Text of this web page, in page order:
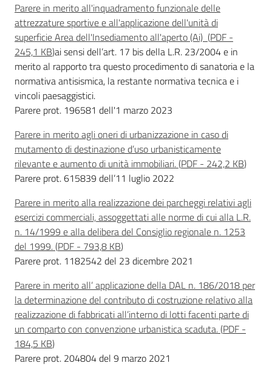
Territorio
Argomenti
Novità
Servizi
Leggi Atti Bandi
Piani Programmi
Progetti
Parere in merito all'inquadramento funzionale delle
attrezzature sportive e all'applicazione dell'unità di
superficie Area dell'Insediamento all'aperto (Ai) (PDF -
245,1 KB)ai sensi dell’art. 17 bis della L.R. 23/2004 e in
merito al rapporto tra questo procedimento di sanatoria e la
normativa antisismica, la restante normativa tecnica e i
vincoli paesaggistici.
Parere prot. 196581 dell'1 marzo 2023
Parere in merito agli oneri di urbanizzazione in caso di
mutamento di destinazione d’uso urbanisticamente
rilevante e aumento di unità immobiliari.(PDF - 242,2 KB)
Parere prot. 615839 dell’11 luglio 2022
Parere in merito alla realizzazione dei parcheggi relativi agli
esercizi commerciali, assoggettati alle norme di cui alla L.R.
n. 14/1999 e alla delibera del Consiglio regionale n. 1253
del 1999.(PDF - 793,8 KB)
Parere prot. 1182542 del 23 dicembre 2021
Parere in merito all’ applicazione della DAL n. 186/2018 per
la determinazione del contributo di costruzione relativo alla
realizzazione di fabbricati all’interno di lotti facenti parte di
un comparto con convenzione urbanistica scaduta.(PDF -
184,5 KB)
Parere prot. 204804 del 9 marzo 2021